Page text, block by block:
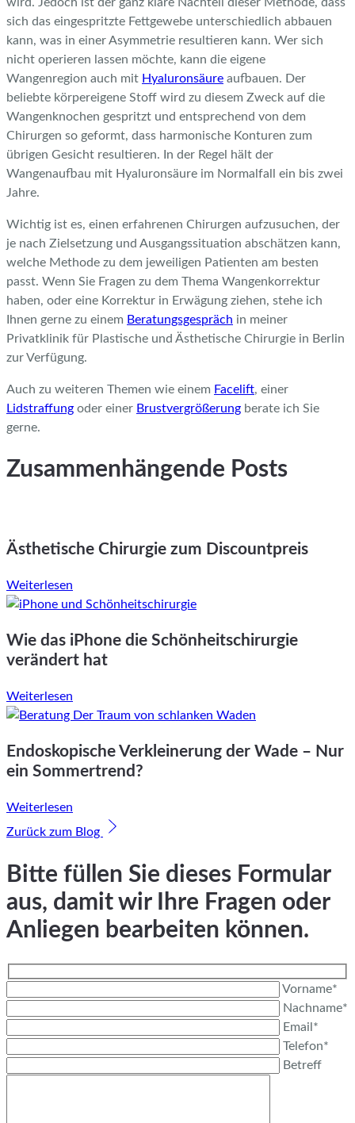
sich das eingespritzte Fettgewebe unterschiedlich abbauen
kann, was in einer Asymmetrie resultieren kann. Wer sich
nicht operieren lassen möchte, kann die eigene
Wangenregion auch mit Hyaluronsäure aufbauen. Der
beliebte körpereigene Stoff wird zu diesem Zweck auf die
Wangenknochen gespritzt und entsprechend von dem
Chirurgen so geformt, dass harmonische Konturen zum
übrigen Gesicht resultieren. In der Regel hält der
Wangenaufbau mit Hyaluronsäure im Normalfall ein bis zwei
Jahre.
Wichtig ist es, einen erfahrenen Chirurgen aufzusuchen, der
je nach Zielsetzung und Ausgangssituation abschätzen kann,
welche Methode zu dem jeweiligen Patienten am besten
passt. Wenn Sie Fragen zu dem Thema Wangenkorrektur
haben, oder eine Korrektur in Erwägung ziehen, stehe ich
Ihnen gerne zu einem Beratungsgespräch in meiner
Privatklinik für Plastische und Ästhetische Chirurgie in Berlin
zur Verfügung.
Auch zu weiteren Themen wie einem Facelift, einer
Lidstraffung oder einer Brustvergrößerung berate ich Sie
gerne.
Zusammenhängende Posts
Ästhetische Chirurgie zum Discountpreis
Weiterlesen
Wie das iPhone die Schönheitschirurgie
verändert hat
Weiterlesen
Endoskopische Verkleinerung der Wade – Nur
ein Sommertrend?
Weiterlesen
Zurück zum Blog
Bitte füllen Sie dieses Formular
aus, damit wir Ihre Fragen oder
Anliegen bearbeiten können.
Vorname*
Nachname*
Email*
Telefon*
Betreff